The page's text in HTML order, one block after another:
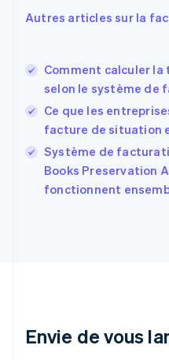
Autres articles sur la
Comment calculer la
selon le système de
Ce que les
facture de situation
Système de
Books Preservation
fonctionnent
Envie de vous
English
Finlande
EnglishSvenska
Français English
Gibraltar
English
Grèce
Hongrie
日本語 English